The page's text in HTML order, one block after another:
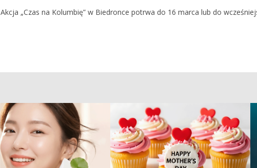
Akcja „Czas na Kolumbię” w Biedronce potrwa do 16 marca lub do